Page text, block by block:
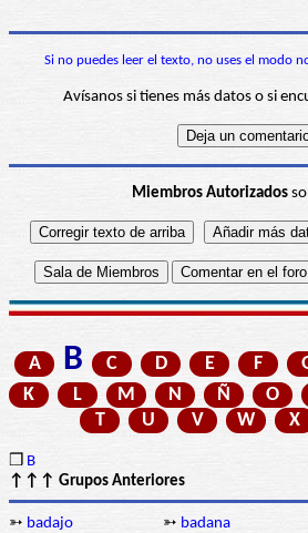
Si no puedes leer el texto, no uses el modo
Avísanos si tienes más datos o si
Miembros Autorizados
A B C D E F
K
L M N Ñ O
T
U V W X
❒ B
↑↑↑ Grupos Anteriores
➳ badajo ➳ badana